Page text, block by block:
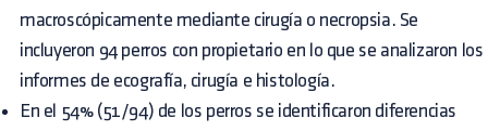
macroscópicamente mediante cirugía o necropsia. Se
incluyeron 94 perros con propietario en lo que se analizaron los
informes de ecografía, cirugía e histología.
En el 54% (51/94) de los perros se identificaron diferencias